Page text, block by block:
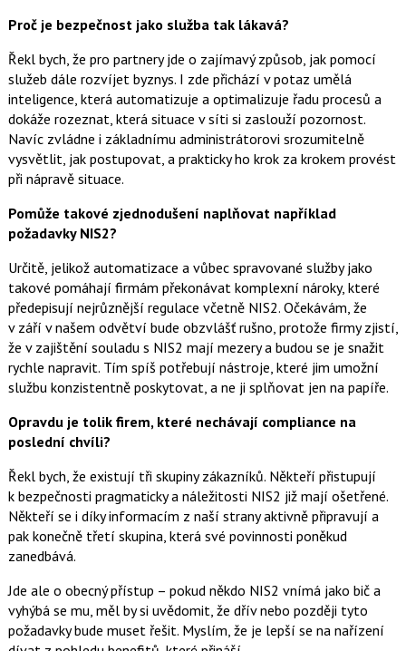
Proč je bezpečnost jako služba tak lákavá?
Řekl bych, že pro partnery jde o zajímavý způsob, jak pomocí
služeb dále rozvíjet byznys. I zde přichází v potaz umělá
inteligence, která automatizuje a optimalizuje řadu procesů a
dokáže rozeznat, která situace v síti si zaslouží pozornost.
Navíc zvládne i základnímu administrátorovi srozumitelně
vysvětlit, jak postupovat, a prakticky ho krok za krokem provést
při nápravě situace.
Pomůže takové zjednodušení naplňovat například
požadavky NIS2?
Určitě, jelikož automatizace a vůbec spravované služby jako
takové pomáhají firmám překonávat komplexní nároky, které
předepisují nejrůznější regulace včetně NIS2. Očekávám, že
v září v našem odvětví bude obzvlášť rušno, protože firmy zjistí,
že v zajištění souladu s NIS2 mají mezery a budou se je snažit
rychle napravit. Tím spíš potřebují nástroje, které jim umožní
službu konzistentně poskytovat, a ne ji splňovat jen na papíře.
Opravdu je tolik firem, které nechávají compliance na
poslední chvíli?
Řekl bych, že existují tři skupiny zákazníků. Někteří přistupují
k bezpečnosti pragmaticky a náležitosti NIS2 již mají ošetřené.
Někteří se i díky informacím z naší strany aktivně připravují a
pak konečně třetí skupina, která své povinnosti poněkud
zanedbává.
Jde ale o obecný přístup – pokud někdo NIS2 vnímá jako bič a
vyhýbá se mu, měl by si uvědomit, že dřív nebo později tyto
požadavky bude muset řešit. Myslím, že je lepší se na nařízení